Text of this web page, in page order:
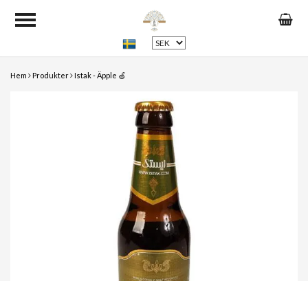
Hem Produkter Istak - Äpple 🍏